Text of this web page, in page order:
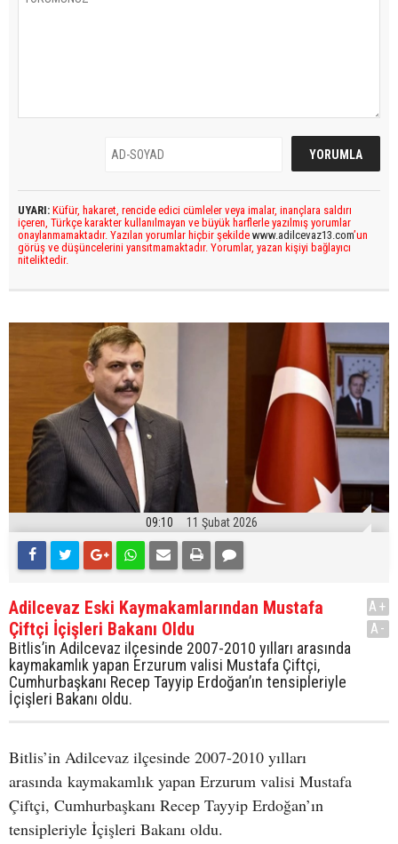
UYARI: Küfür, hakaret, rencide edici cümleler veya imalar, inançlara saldırı
içeren, Türkçe karakter kullanılmayan ve büyük harflerle yazılmış yorumlar
onaylanmamaktadır. Yazılan yorumlar hiçbir şekilde www.adilcevaz13.com’un
görüş ve düşüncelerini yansıtmamaktadır. Yorumlar, yazan kişiyi bağlayıcı
niteliktedir.
09:10 11 Şubat 2026
Adilcevaz Eski Kaymakamlarından Mustafa
Çiftçi İçişleri Bakanı Oldu
Bitlis’in Adilcevaz ilçesinde 2007-2010 yılları arasında
kaymakamlık yapan Erzurum valisi Mustafa Çiftçi,
Cumhurbaşkanı Recep Tayyip Erdoğan’ın tensipleriyle
İçişleri Bakanı oldu.
A+
A-
Bitlis’in Adilcevaz ilçesinde 2007-2010 yılları
arasında kaymakamlık yapan Erzurum valisi Mustafa
Çiftçi, Cumhurbaşkanı Recep Tayyip Erdoğan’ın
tensipleriyle İçişleri Bakanı oldu.